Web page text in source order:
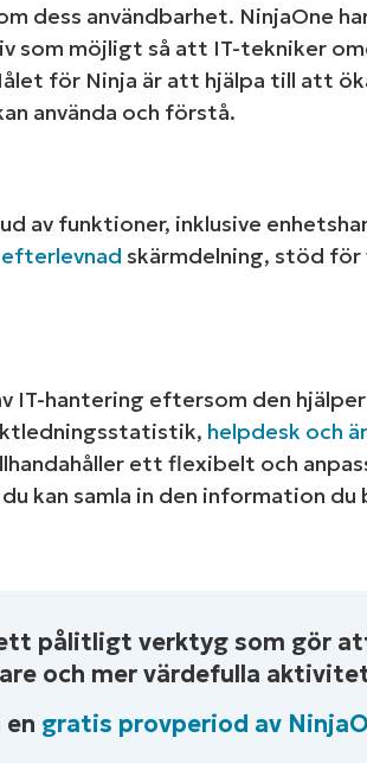
dess användbarhet. NinjaOne
som möjligt så att IT-tekniker
för Ninja är att hjälpa till att
använda och förstå.
av funktioner, inklusive
efterlevnad skärmdelning, stöd för
IT-hantering eftersom den
helpdesk och
ett flexibelt och
kan samla in den information du
pålitligt verktyg som gör
och mer värdefulla
gratis provperiod av
Starta en gratis provperiod
Se